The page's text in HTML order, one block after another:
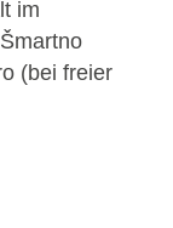
im
(bei freier